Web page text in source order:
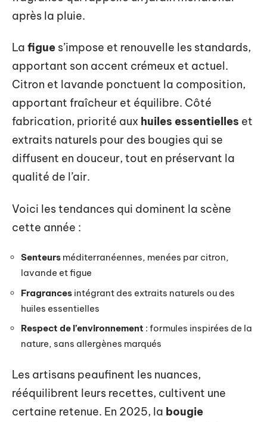
après la pluie.
La figue s’impose et renouvelle les standards,
apportant son accent crémeux et actuel.
Citron et lavande ponctuent la composition,
apportant fraîcheur et équilibre. Côté
fabrication, priorité aux huiles essentielles et
extraits naturels pour des bougies qui se
diffusent en douceur, tout en préservant la
qualité de l’air.
Voici les tendances qui dominent la scène
cette année :
Senteurs méditerranéennes, menées par citron,
lavande et figue
Fragrances intégrant des extraits naturels ou des
huiles essentielles
Respect de l’environnement : formules inspirées de la
nature, sans allergènes marqués
Les artisans peaufinent les nuances,
rééquilibrent leurs recettes, cultivent une
certaine retenue. En 2025, la bougie